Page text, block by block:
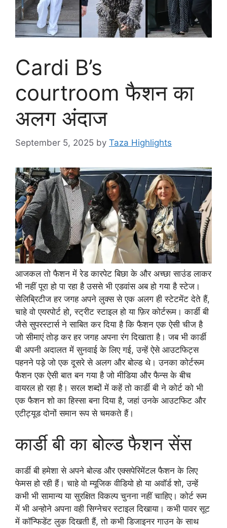
Cardi B’s
courtroom फैशन का
अलग अंदाज
September 5, 2025 by Taza Highlights
आजकल तो फैशन में रेड कारपेट बिछा के और अच्छा साउंड लाकर
भी नहीं पूरा हो पा रहा है उससे भी एडवांस अब हो गया है स्टेज।
सेलिब्रिटीज हर जगह अपने लुक्स से एक अलग ही स्टेटमेंट देते हैं,
चाहे वो एयरपोर्ट हो, स्ट्रीट स्टाइल हो या फ़िर कोर्टरूम। कार्डी बी
जैसे सुपरस्टार्स ने साबित कर दिया है कि फैशन एक ऐसी चीज है
जो सीमाएं तोड़ कर हर जगह अपना रंग दिखाता है। जब भी कार्डी
बी अपनी अदालत में सुनवाई के लिए गई, उन्हें ऐसे आउटफिट्स
पहनने पड़े जो एक दूसरे से अलग और बोल्ड थे। उनका कोर्टरूम
फैशन एक ऐसी बात बन गया है जो मीडिया और फैन्स के बीच
वायरल हो रहा है। सरल शब्दों में कहें तो कार्डी बी ने कोर्ट को भी
एक फैशन शो का हिस्सा बना दिया है, जहां उनके आउटफिट और
एटीट्यूड दोनों समान रूप से चमकते हैं।
कार्डी बी का बोल्ड फैशन सेंस
कार्डी बी हमेशा से अपने बोल्ड और एक्सपेरिमेंटल फैशन के लिए
फेमस हो रही हैं। चाहे वो म्यूजिक वीडियो हो या अवॉर्ड शो, उन्हें
कभी भी सामान्य या सुरक्षित विकल्प चुनना नहीं चाहिए। कोर्ट रूम
में भी अन्होने अपना वही सिग्नेचर स्टाइल दिखाया। कभी पावर सूट
में कॉन्फिडेंट लुक दिखती हैं, तो कभी डिजाइनर गाउन के साथ